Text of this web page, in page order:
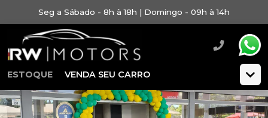
Seg a Sábado - 8h à 18h | Domingo - 09h à 14h
ESTOQUE VENDA SEU CARRO